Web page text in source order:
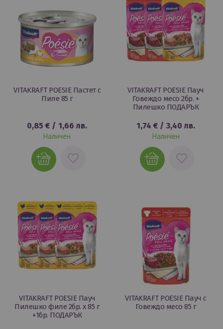
VITAKRAFT POESIE Пастет с
Пиле 85 г
0,85 € / 1,66 лв.
Наличен
ДОБАВИ
VITAKRAFT POESIE Пауч
Говеждо месо 2бр. +
Пилешко ПОДАРЪК
1,74 € / 3,40 лв.
Наличен
ДОБАВИ
VITAKRAFT POESIE Пауч
Пилешко филе 2бр. х 85 г
+1бр. ПОДАРЪК
VITAKRAFT POESIE Пауч с
Говеждо месо 85 г